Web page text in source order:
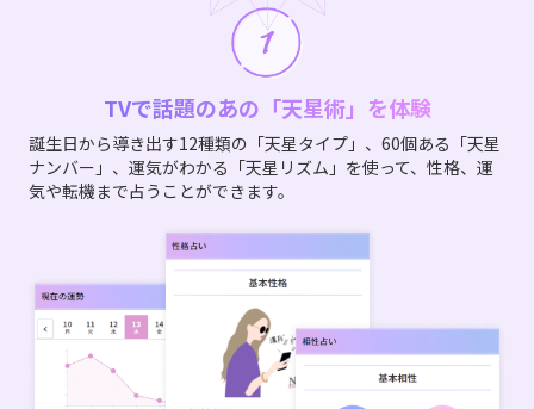
TVで話題のあの「天星術」を体験
誕生日から導き出す12種類の「天星タイプ」、60個ある「天星
ナンバー」、運気がわかる「天星リズム」を使って、性格、運
気や転機まで占うことができます。